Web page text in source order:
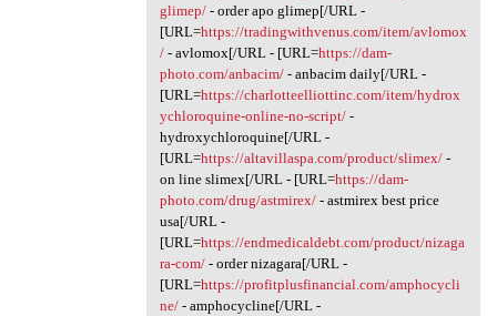
glimep/- order apo glimep[/URL -
[URL=https://tradingwithvenus.com/item/avlomox
/- avlomox[/URL - [URL=https://dam-
photo.com/anbacim/- anbacim daily[/URL -
[URL=https://charlotteelliottinc.com/item/hydrox
ychloroquine-online-no-script/-
hydroxychloroquine[/URL -
[URL=https://altavillaspa.com/product/slimex/-
on line slimex[/URL - [URL=https://dam-
photo.com/drug/astmirex/- astmirex best price
usa[/URL -
[URL=https://endmedicaldebt.com/product/nizaga
ra-com/- order nizagara[/URL -
[URL=https://profitplusfinancial.com/amphocycli
ne/- amphocycline[/URL -